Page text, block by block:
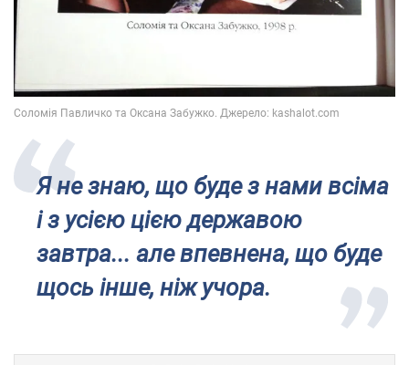
Я не знаю, що буде з нами всіма
і з усією цією державою
завтра... але впевнена, що буде
щось інше, ніж учора.